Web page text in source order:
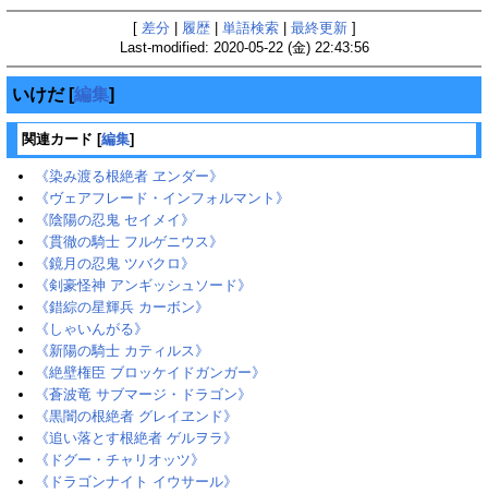
[ 差分 履歴| 単語検索| 最終更新]
Last-modified: 2020-05-22 (金) 22:43:56
いけだ [編集]
関連カード [編集]
《染み渡る根絶者 ヱンダー》
《ヴェアフレード・インフォルマント》
《陰陽の忍鬼 セイメイ》
《貫徹の騎士 フルゲニウス》
《鏡月の忍鬼 ツバクロ》
《剣豪怪神 アンギッシュソード》
《錯綜の星輝兵 カーボン》
《しゃいんがる》
《新陽の騎士 カティルス》
《絶壁権臣 ブロッケイドガンガー》
《蒼波竜 サブマージ・ドラゴン》
《黒闇の根絶者 グレイヱンド》
《追い落とす根絶者 ゲルヲラ》
《ドグー・チャリオッツ》
《ドラゴンナイト イウサール》